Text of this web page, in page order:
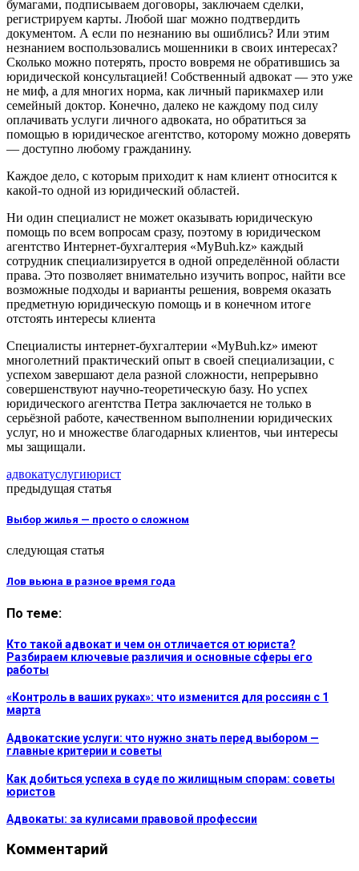
бумагами, подписываем договоры, заключаем сделки,
регистрируем карты. Любой шаг можно подтвердить
документом. А если по незнанию вы ошиблись? Или этим
незнанием воспользовались мошенники в своих интересах?
Сколько можно потерять, просто вовремя не обратившись за
юридической консультацией! Собственный адвокат — это уже
не миф, а для многих норма, как личный парикмахер или
семейный доктор. Конечно, далеко не каждому под силу
оплачивать услуги личного адвоката, но обратиться за
помощью в юридическое агентство, которому можно доверять
— доступно любому гражданину.
Каждое дело, с которым приходит к нам клиент относится к
какой-то одной из юридический областей.
Ни один специалист не может оказывать юридическую
помощь по всем вопросам сразу, поэтому в юридическом
агентство Интернет-бухгалтерия «MyBuh.kz» каждый
сотрудник специализируется в одной определённой области
права. Это позволяет внимательно изучить вопрос, найти все
возможные подходы и варианты решения, вовремя оказать
предметную юридическую помощь и в конечном итоге
отстоять интересы клиента
Специалисты интернет-бухгалтерии «MyBuh.kz» имеют
многолетний практический опыт в своей специализации, с
успехом завершают дела разной сложности, непрерывно
совершенствуют научно-теоретическую базу. Но успех
юридического агентства Петра заключается не только в
серьёзной работе, качественном выполнении юридических
услуг, но и множестве благодарных клиентов, чьи интересы
мы защищали.
адвокатуслугиюрист
предыдущая статья
Выбор жилья — просто о сложном
следующая статья
Лов вьюна в разное время года
По теме:
Кто такой адвокат и чем он отличается от юриста?
Разбираем ключевые различия и основные сферы его
работы
«Контроль в ваших руках»: что изменится для россиян с 1
марта
Адвокатские услуги: что нужно знать перед выбором —
главные критерии и советы
Как добиться успеха в суде по жилищным спорам: советы
юристов
Адвокаты: за кулисами правовой профессии
Комментарий